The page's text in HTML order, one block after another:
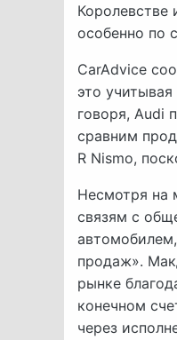
Королевстве
особенно по
CarAdvice
это
говоря, Audi
сравним
R Nismo,
Несмотря на
связям с
продаж».
рынке
конечном
через